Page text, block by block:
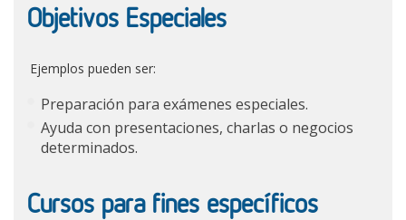
Objetivos Especiales
Ejemplos pueden ser:
Preparación para exámenes especiales.
Ayuda con presentaciones, charlas o negocios
determinados.
Cursos para fines específicos